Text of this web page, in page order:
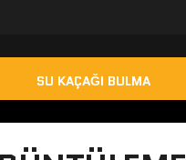
SU KAÇAĞI BULMA